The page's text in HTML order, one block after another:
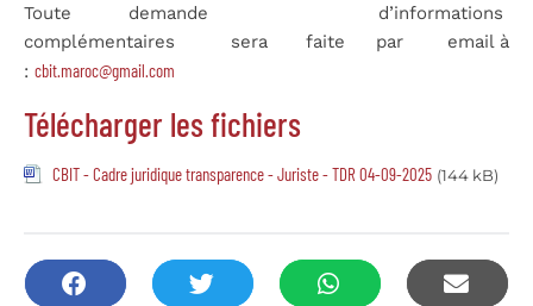
Toute demande d’informations
complémentaires sera faite par email à
: cbit.maroc@gmail.com
Télécharger les fichiers
CBIT - Cadre juridique transparence - Juriste - TDR 04-09-2025 (144 kB)